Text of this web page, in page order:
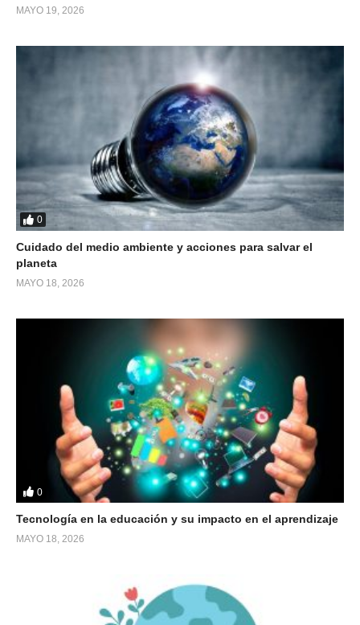
MAYO 19, 2026
0
Cuidado del medio ambiente y acciones para salvar el
planeta
MAYO 18, 2026
0
Tecnología en la educación y su impacto en el aprendizaje
MAYO 18, 2026